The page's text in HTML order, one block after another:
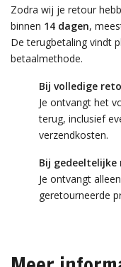
Zodra wij je retour
binnen 14 dagen,
De terugbetaling vindt
betaalmethode.
Bij volledige
Je ontvangt het
terug, inclusief
verzendkosten.
Bij gedeeltelijke
Je ontvangt
geretourneerde